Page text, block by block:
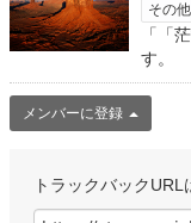
nak_1980
その
「「
す。
メンバーに登録
トラックバックURL